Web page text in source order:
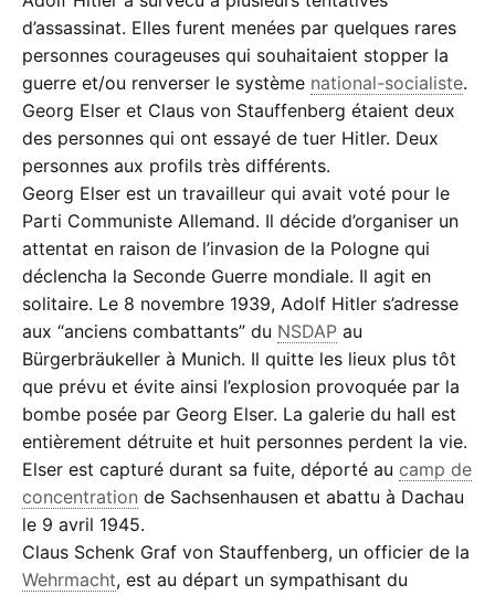
d’assassinat. Elles furent menées par quelques rares
personnes courageuses qui souhaitaient stopper la
guerre et/ou renverser le système national-socialiste.
Georg Elser et Claus von Stauffenberg étaient deux
des personnes qui ont essayé de tuer Hitler. Deux
personnes aux profils très différents.
Georg Elser est un travailleur qui avait voté pour le
Parti Communiste Allemand. Il décide d’organiser un
attentat en raison de l’invasion de la Pologne qui
déclencha la Seconde Guerre mondiale. Il agit en
solitaire. Le 8 novembre 1939, Adolf Hitler s’adresse
aux “anciens combattants” du NSDAP au
Bürgerbräukeller à Munich. Il quitte les lieux plus tôt
que prévu et évite ainsi l’explosion provoquée par la
bombe posée par Georg Elser. La galerie du hall est
entièrement détruite et huit personnes perdent la vie.
Elser est capturé durant sa fuite, déporté au camp de
concentration de Sachsenhausen et abattu à Dachau
le 9 avril 1945.
Claus Schenk Graf von Stauffenberg, un officier de la
Wehrmacht, est au départ un sympathisant du